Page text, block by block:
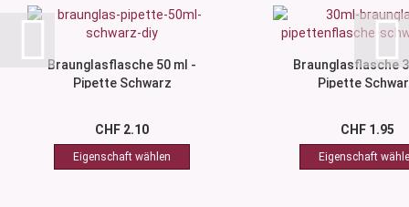
Braunglasflasche 50 ml -
Pipette Schwarz
CHF 2.10
Braunglasflasche
Pipette
CHF 1.95